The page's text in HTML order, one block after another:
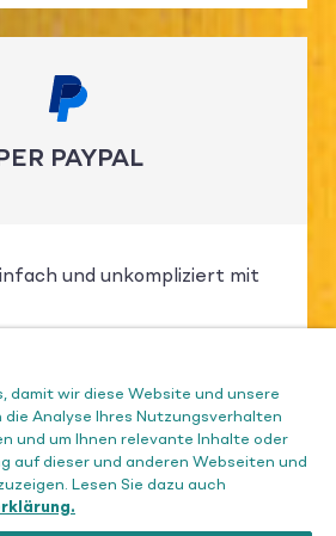
PER PAYPAL
und unkompliziert mit
SPENDEN
damit wir diese Website und unsere
Analyse Ihres Nutzungsverhalten
und um Ihnen relevante Inhalte oder
auf dieser und anderen Webseiten und
Lesen Sie dazu auch